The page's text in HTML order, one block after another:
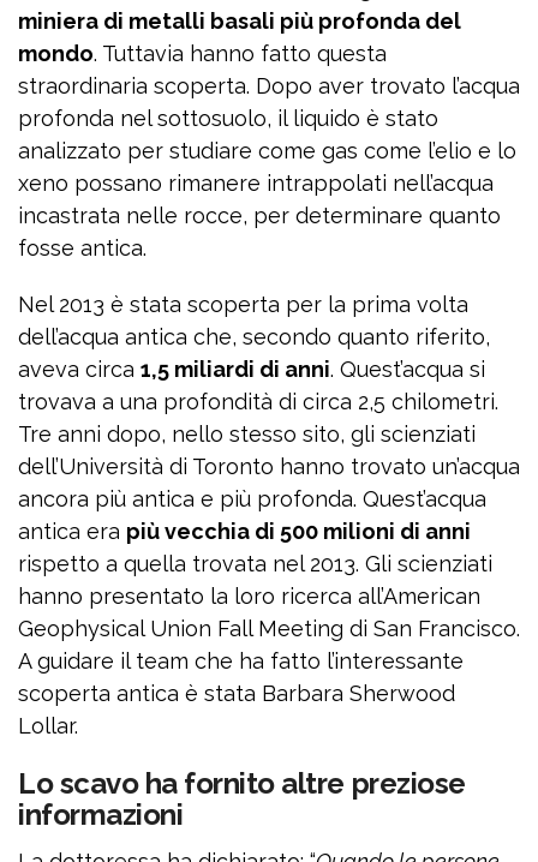
miniera di metalli basali più profonda del
mondo. Tuttavia hanno fatto questa
straordinaria scoperta. Dopo aver trovato l’acqua
profonda nel sottosuolo, il liquido è stato
analizzato per studiare come gas come l’elio e lo
xeno possano rimanere intrappolati nell’acqua
incastrata nelle rocce, per determinare quanto
fosse antica.
Nel 2013 è stata scoperta per la prima volta
dell’acqua antica che, secondo quanto riferito,
aveva circa 1,5 miliardi di anni. Quest’acqua si
trovava a una profondità di circa 2,5 chilometri.
Tre anni dopo, nello stesso sito, gli scienziati
dell’Università di Toronto hanno trovato un’acqua
ancora più antica e più profonda. Quest’acqua
antica era più vecchia di 500 milioni di anni
rispetto a quella trovata nel 2013. Gli scienziati
hanno presentato la loro ricerca all’American
Geophysical Union Fall Meeting di San Francisco.
A guidare il team che ha fatto l’interessante
scoperta antica è stata Barbara Sherwood
Lollar.
Lo scavo ha fornito altre preziose
informazioni